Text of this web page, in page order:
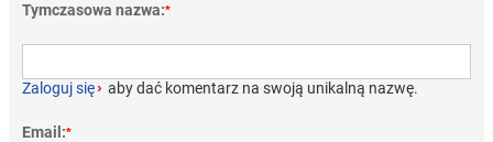
Tymczasowa nazwa:*
Zaloguj się› aby dać komentarz na swoją unikalną nazwę.
Email:*